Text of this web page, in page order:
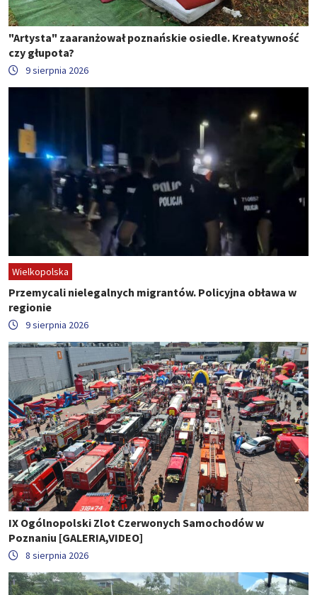
"Artysta" zaaranżował poznańskie osiedle. Kreatywność
czy głupota?
9 sierpnia 2026
Wielkopolska
Przemycali nielegalnych migrantów. Policyjna obława w
regionie
9 sierpnia 2026
IX Ogólnopolski Zlot Czerwonych Samochodów w
Poznaniu [GALERIA,VIDEO]
8 sierpnia 2026